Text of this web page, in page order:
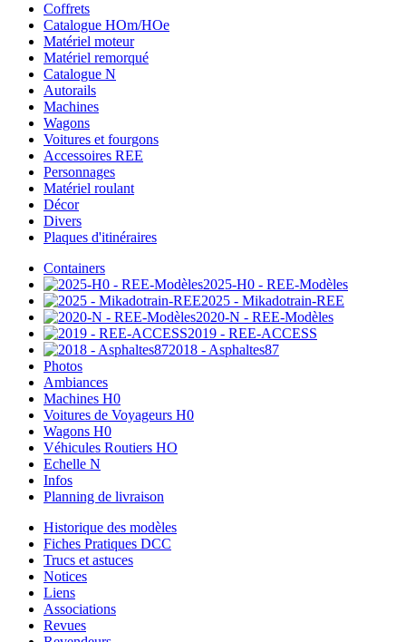
Coffrets
Catalogue HOm/HOe
Matériel moteur
Matériel remorqué
Catalogue N
Autorails
Machines
Wagons
Voitures et fourgons
Accessoires REE
Personnages
Matériel roulant
Décor
Divers
Plaques d'itinéraires
Containers
2025-H0 - REE-Modèles
2025 - Mikadotrain-REE
2020-N - REE-Modèles
2019 - REE-ACCESS
2018 - Asphaltes87
Photos
Ambiances
Machines H0
Voitures de Voyageurs H0
Wagons H0
Véhicules Routiers HO
Echelle N
Infos
Planning de livraison
Historique des modèles
Fiches Pratiques DCC
Trucs et astuces
Notices
Liens
Associations
Revues